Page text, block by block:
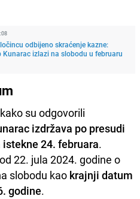
odbijeno skraćenje kazne:
Kunarac izlazi na slobodu u februaru
su odgovorili
izdržava po presudi
24. februara.
22. jula 2024. godine o
slobodu kao krajnji datum
godine.